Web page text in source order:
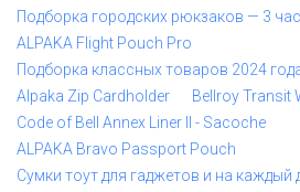
Подборка городских рюкзаков — 3
ALPAKA Flight Pouch Pro
Подборка классных товаров 2024
Alpaka Zip Cardholder
Bellroy Transit
Code of Bell Annex Liner II - Sacoche
ALPAKA Bravo Passport Pouch
Сумки тоут для гаджетов и на каждый